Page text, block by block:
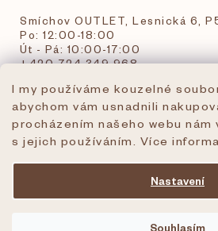
I my používáme kouzelné
abychom vám usnadnili
procházením našeho webu nám
s jejich používáním. Více
Nastavení
Souhlasím
Smíchov OUTLET, Lesnická 6,
Po: 12:00-18:00
Út - Pá: 10:00-17:00
+420 724 349 968
objednavky@creammy.cz
tel:+420 724 349 968